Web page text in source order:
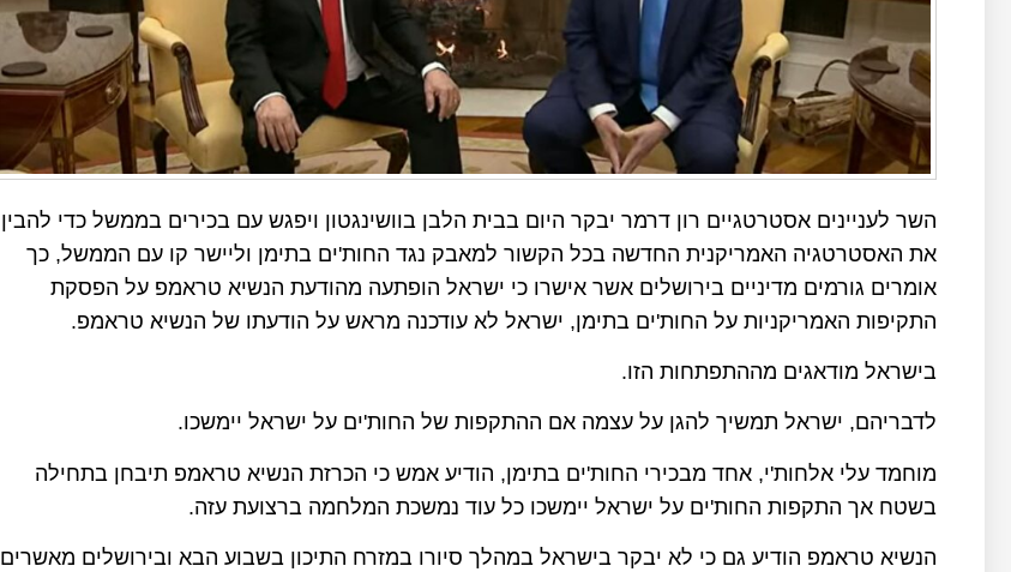
השר לעניינים אסטרטגיים רון דרמר יבקר היום בבית הלבן בוושינגטון ויפגש עם בכירים בממשל כדי להבין
את האסטרטגיה האמריקנית החדשה בכל הקשור למאבק נגד החות'ים בתימן וליישר קו עם הממשל, כך
אומרים גורמים מדיניים בירושלים אשר אישרו כי ישראל הופתעה מהודעת הנשיא טראמפ על הפסקת
התקיפות האמריקניות על החות'ים בתימן, ישראל לא עודכנה מראש על הודעתו של הנשיא טראמפ.
בישראל מודאגים מההתפתחות הזו.
לדבריהם, ישראל תמשיך להגן על עצמה אם ההתקפות של החות'ים על ישראל יימשכו.
מוחמד עלי אלחות'י, אחד מבכירי החות'ים בתימן, הודיע אמש כי הכרזת הנשיא טראמפ תיבחן בתחילה
בשטח אך התקפות החות'ים על ישראל יימשכו כל עוד נמשכת המלחמה ברצועת עזה.
הנשיא טראמפ הודיע גם כי לא יבקר בישראל במהלך סיורו במזרח התיכון בשבוע הבא ובירושלים מאשרים